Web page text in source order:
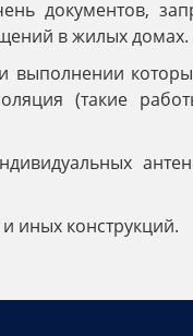
документов,
в жилых домах.
выполнении
(такие
иных конструкций.